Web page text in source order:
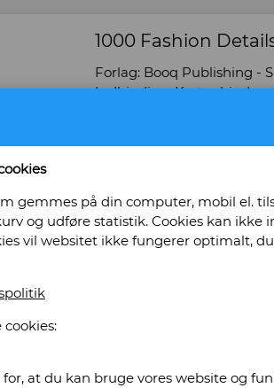
1000 Fashion
Forlag: Booq Publishing -
Indbinding: Kartonbind
Rigt illustreret i farver.
Læg i kurv
Antikvariat
gemmes på din computer, mobil el.
og udføre statistik. Cookies kan ikke
vil websitet ikke fungerer optimalt,
for, at du kan bruge vores website og